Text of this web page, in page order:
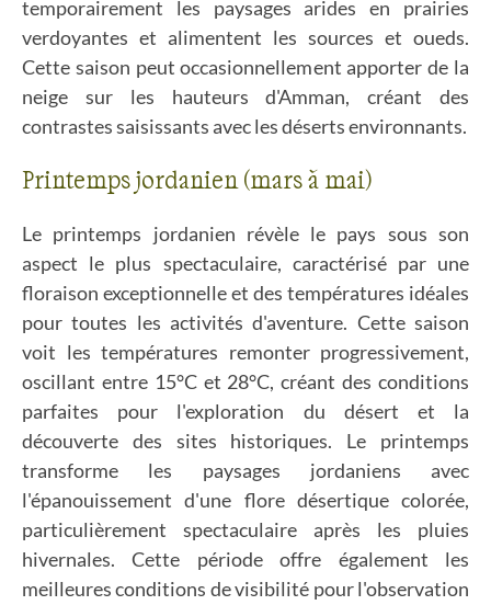
temporairement les paysages arides en prairies
verdoyantes et alimentent les sources et oueds.
Cette saison peut occasionnellement apporter de la
neige sur les hauteurs d'Amman, créant des
contrastes saisissants avec les déserts environnants.
Printemps jordanien (mars à mai)
Le printemps jordanien révèle le pays sous son
aspect le plus spectaculaire, caractérisé par une
floraison exceptionnelle et des températures idéales
pour toutes les activités d'aventure. Cette saison
voit les températures remonter progressivement,
oscillant entre 15°C et 28°C, créant des conditions
parfaites pour l'exploration du désert et la
découverte des sites historiques. Le printemps
transforme les paysages jordaniens avec
l'épanouissement d'une flore désertique colorée,
particulièrement spectaculaire après les pluies
hivernales. Cette période offre également les
meilleures conditions de visibilité pour l'observation